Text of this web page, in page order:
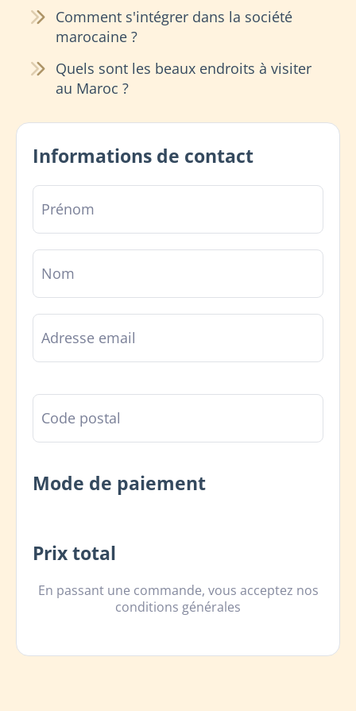
Comment s'intégrer dans la société
marocaine ?
Quels sont les beaux endroits à visiter
au Maroc ?
Informations de contact
Mode de paiement
Prix total
En passant une commande, vous acceptez nos
conditions générales